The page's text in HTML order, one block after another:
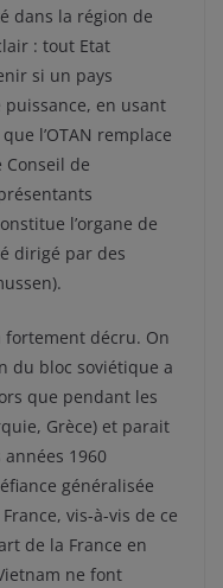
dans la région de
: tout Etat
si un pays
en usant
l’OTAN remplace
Conseil de
l’organe de
dirigé par des
décru. On
du bloc soviétique a
que pendant les
Grèce) et parait
1960
généralisée
vis-à-vis de ce
de la France en
ne font